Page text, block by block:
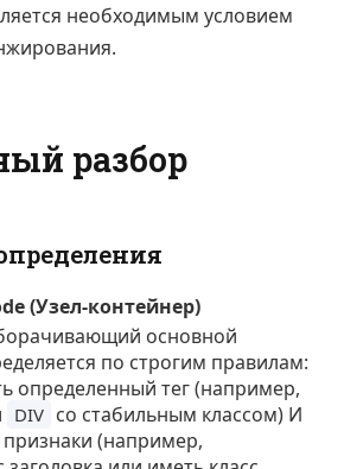
необходимым условием
разбор
(Узел-контейнер)
основной
по строгим правилам:
определенный тег (например,
DIV со стабильным классом) И
признаки (например,